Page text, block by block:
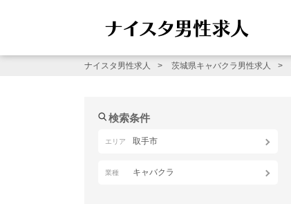
ナイスタ男性求人 茨城県キャバクラ男性求人
検索条件
エリア 取手市
業種 キャバクラ